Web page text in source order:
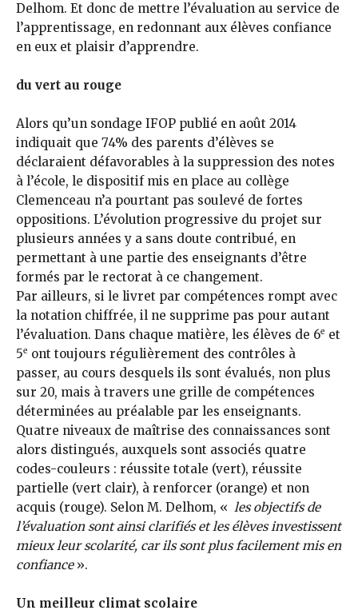
Delhom. Et donc de mettre l’évaluation au service de
l’apprentissage, en redonnant aux élèves confiance
en eux et plaisir d’apprendre.
du vert au rouge
Alors qu’un sondage IFOP publié en août 2014
indiquait que 74% des parents d’élèves se
déclaraient défavorables à la suppression des notes
à l’école, le dispositif mis en place au collège
Clemenceau n’a pourtant pas soulevé de fortes
oppositions. L’évolution progressive du projet sur
plusieurs années y a sans doute contribué, en
permettant à une partie des enseignants d’être
formés par le rectorat à ce changement.
Par ailleurs, si le livret par compétences rompt avec
la notation chiffrée, il ne supprime pas pour autant
l’évaluation. Dans chaque matière, les élèves de 6e et
5e ont toujours régulièrement des contrôles à
passer, au cours desquels ils sont évalués, non plus
sur 20, mais à travers une grille de compétences
déterminées au préalable par les enseignants.
Quatre niveaux de maîtrise des connaissances sont
alors distingués, auxquels sont associés quatre
codes-couleurs : réussite totale (vert), réussite
partielle (vert clair), à renforcer (orange) et non
acquis (rouge). Selon M. Delhom, « les objectifs de
l’évaluation sont ainsi clarifiés et les élèves investissent
mieux leur scolarité, car ils sont plus facilement mis en
confiance».
Un meilleur climat scolaire